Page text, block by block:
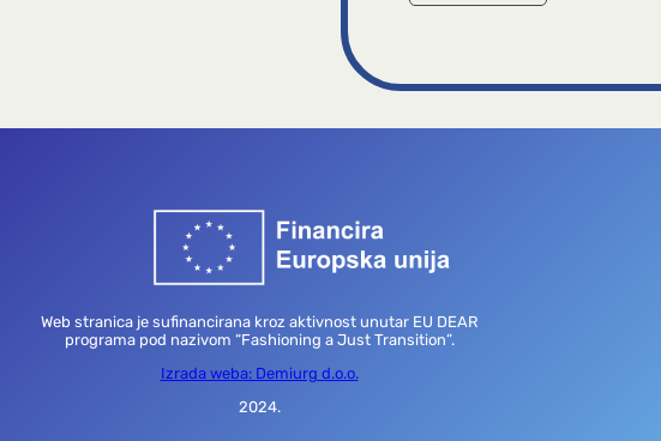
Web stranica je sufinancirana kroz aktivnost unutar EU DEAR
programa pod nazivom “Fashioning a Just Transition”.
Izrada weba: Demiurg d.o.o.
2024.